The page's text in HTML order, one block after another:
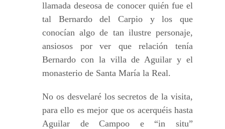
llamada deseosa de conocer quién fue el
tal Bernardo del Carpio y los que
conocían algo de tan ilustre personaje,
ansiosos por ver que relación tenía
Bernardo con la villa de Aguilar y el
monasterio de Santa María la Real.
No os desvelaré los secretos de la visita,
para ello es mejor que os acerquéis hasta
Aguilar de Campoo e “in situ”